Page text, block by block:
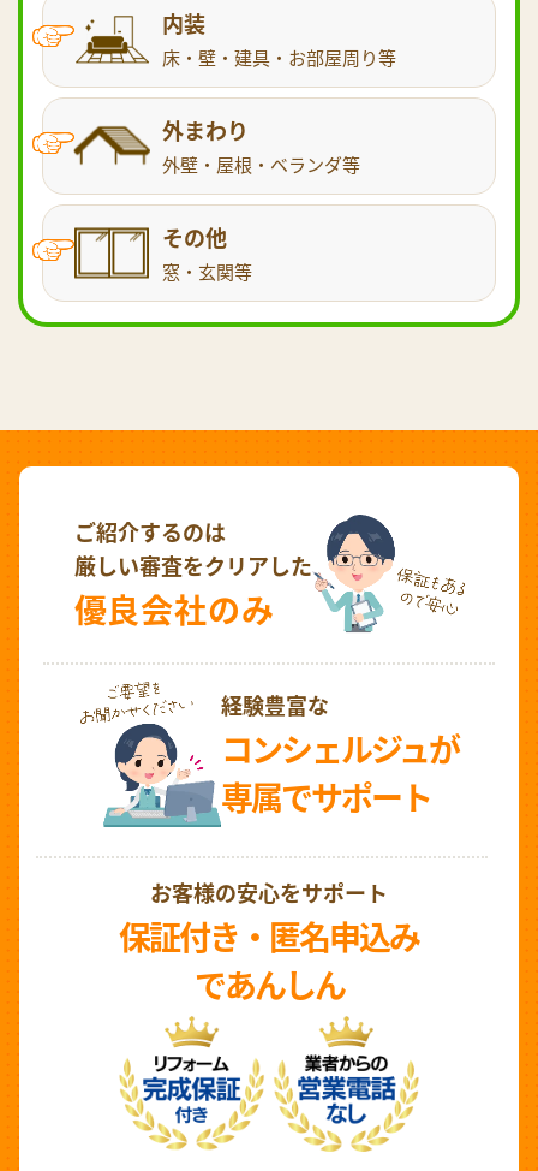
内装
床・壁・建具・お部屋周り等
外まわり
外壁・屋根・ベランダ等
その他
窓・玄関等
ご紹介するのは
厳しい審査をクリアした
優良会社のみ
経験豊富な
コンシェルジュが
専属でサポート
お客様の安心をサポート
保証付き・匿名申込み
であんしん